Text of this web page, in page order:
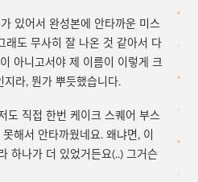
있어서 완성본에 안타까운 미스
래도 무사히 잘 나온 것 같아서 다
아니고서야 제 이름이 이렇게 크
라, 뭔가 뿌듯했습니다.
도 직접 한번 케이크 스퀘어 부스
해서 안타까웠네요. 왜냐면, 이
하나가 더 있었거든요(..) 그거슨